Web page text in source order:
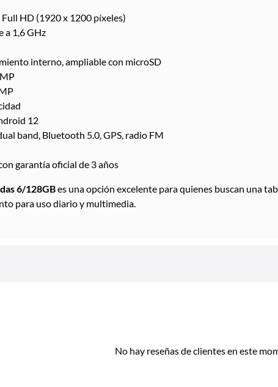
HD (1920 x 1200 píxeles)
a 1,6 GHz
interno, ampliable con microSD
12
band, Bluetooth 5.0, GPS, radio FM
garantía oficial de 3 años
6/128GBes una opción excelente para quienes buscan una
para uso diario y multimedia.
No hay reseñas de clientes en este